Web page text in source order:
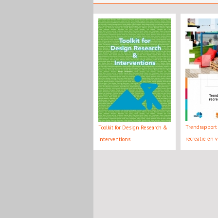
Toolkit for Design Research &
Interventions
Trendrapport
recreatie en